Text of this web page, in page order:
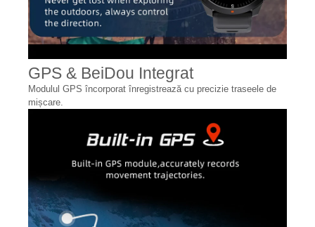
GPS & BeiDou Integrat
Modulul GPS încorporat înregistrează cu precizie traseele de
mișcare.